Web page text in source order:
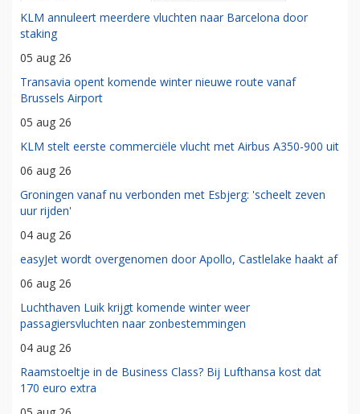
KLM annuleert meerdere vluchten naar Barcelona door
staking
05 aug 26
Transavia opent komende winter nieuwe route vanaf
Brussels Airport
05 aug 26
KLM stelt eerste commerciële vlucht met Airbus A350-900 uit
06 aug 26
Groningen vanaf nu verbonden met Esbjerg: 'scheelt zeven
uur rijden'
04 aug 26
easyJet wordt overgenomen door Apollo, Castlelake haakt af
06 aug 26
Luchthaven Luik krijgt komende winter weer
passagiersvluchten naar zonbestemmingen
04 aug 26
Raamstoeltje in de Business Class? Bij Lufthansa kost dat
170 euro extra